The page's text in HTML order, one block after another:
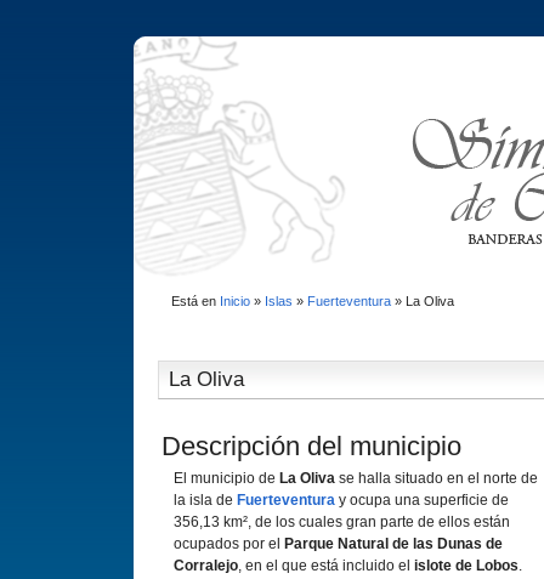
Está en Inicio» Islas » Fuerteventura» La Oliva
La Oliva
Descripción del municipio
El municipio de La Oliva se halla situado en el norte de
la isla de Fuerteventura y ocupa una superficie de
356,13 km², de los cuales gran parte de ellos están
ocupados por el
Parque Natural de las Dunas de
Corralejo, en el que está incluido el islote de Lobos.